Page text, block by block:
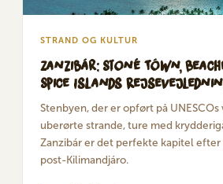
STRAND OG KULTUR
Zanzibár: Stoné Tówn,
Spice Islands
Stenbyen, der er opført på
uberørte strande, ture med
Zanzibár er det perfekte kapitel
post-Kilimandjáro.